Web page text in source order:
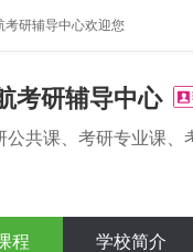
考研辅导中心欢迎您
考研辅导中心
公共课、考研专业课、
程 学校简介